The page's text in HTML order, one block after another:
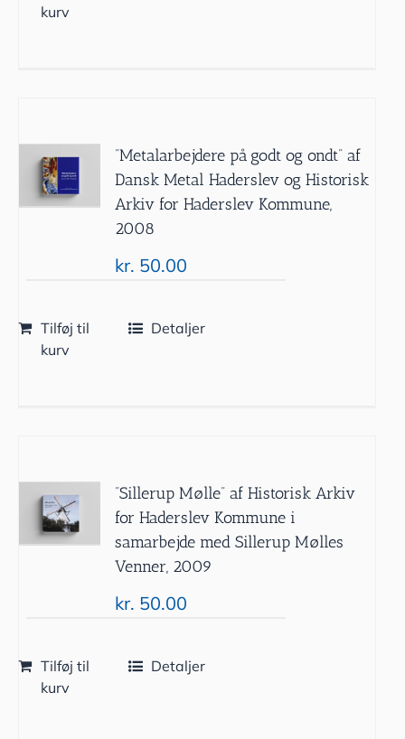
kurv
”Metalarbejdere på godt og ondt” af
Dansk Metal Haderslev og Historisk
Arkiv for Haderslev Kommune,
2008
kr. 50.00
Tilføj til
kurv
Detaljer
”Sillerup Mølle” af Historisk Arkiv
for Haderslev Kommune i
samarbejde med Sillerup Mølles
Venner, 2009
kr. 50.00
Tilføj til
kurv
Detaljer